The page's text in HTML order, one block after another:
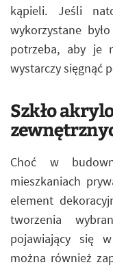
kąpieli. Jeśli
wykorzystane
potrzeba, aby je
wystarczy sięgnąć
Szkło
Choć w
mieszkaniach
element
tworzenia
pojawiający się
można również